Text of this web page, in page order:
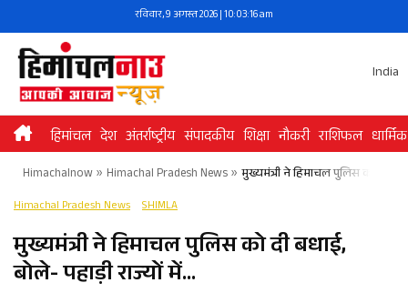
to
content
रविवार, 9 अगस्त 2026 | 10:03:16 am
India
हिमांचल देश अंतर्राष्ट्रीय संपादकीय शिक्षा नौकरी राशिफल धार्मिक
Himachalnow» Himachal Pradesh News» मुख्यमंत्री ने हिमाचल पुलिस को दी
Himachal Pradesh News SHIMLA
मुख्यमंत्री ने हिमाचल पुलिस को दी बधाई,
बोले- पहाड़ी राज्यों में…